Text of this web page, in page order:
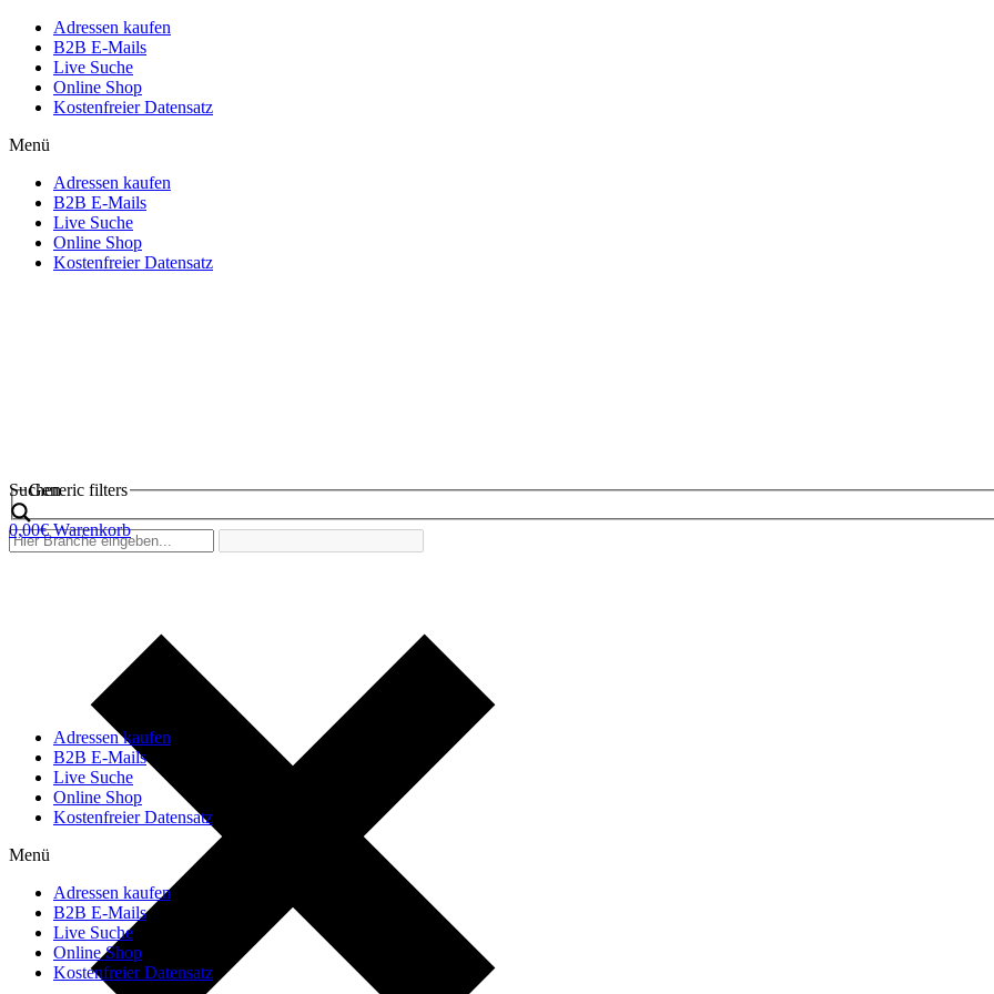
Adressen kaufen
B2B E-Mails
Live Suche
Online Shop
Kostenfreier Datensatz
Menü
Adressen kaufen
B2B E-Mails
Live Suche
Online Shop
Kostenfreier Datensatz
Suchen
Generic filters
0,00€ Warenkorb
Adressen kaufen
B2B E-Mails
Live Suche
Online Shop
Kostenfreier Datensatz
Menü
Adressen kaufen
B2B E-Mails
Live Suche
Online Shop
Kostenfreier Datensatz